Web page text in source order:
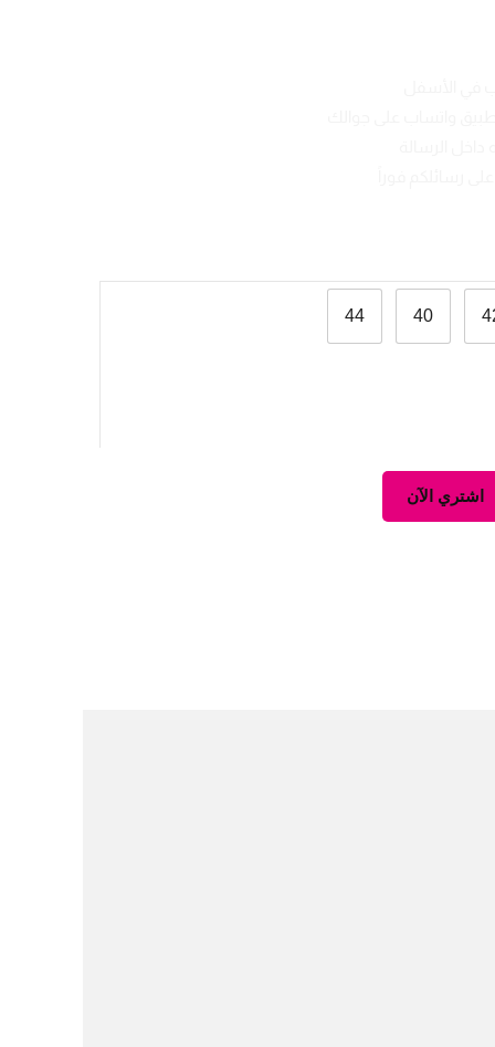
40
44
اشتري الآن